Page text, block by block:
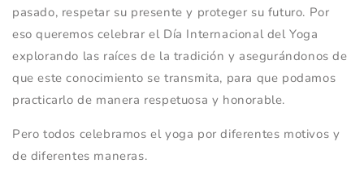
pasado, respetar su presente y proteger su futuro. Por
eso queremos celebrar el Día Internacional del Yoga
explorando las raíces de la tradición y asegurándonos de
que este conocimiento se transmita, para que podamos
practicarlo de manera respetuosa y honorable.
Pero todos celebramos el yoga por diferentes motivos y
de diferentes maneras.